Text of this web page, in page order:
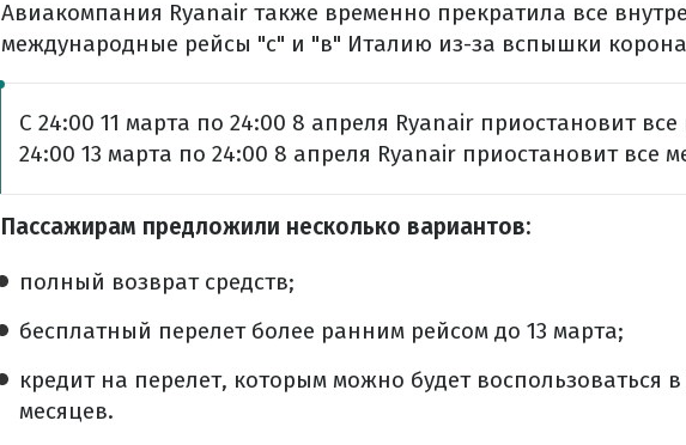
Авиакомпания Ryanair также временно прекратила все
международные рейсы "с" и "в" Италию из-за вспышки
С 24:00 11 марта по 24:00 8 апреля Ryanair приостановит
24:00 13 марта по 24:00 8 апреля Ryanair приостановит все
Пассажирам предложили несколько вариантов:
полный возврат средств;
бесплатный перелет более ранним рейсом до 13 марта;
кредит на перелет, которым можно будет воспользоваться
месяцев.